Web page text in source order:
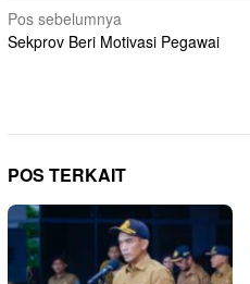
Navigasi
pos
Pos sebelumnya
Sekprov Beri Motivasi Pegawai
POS TERKAIT